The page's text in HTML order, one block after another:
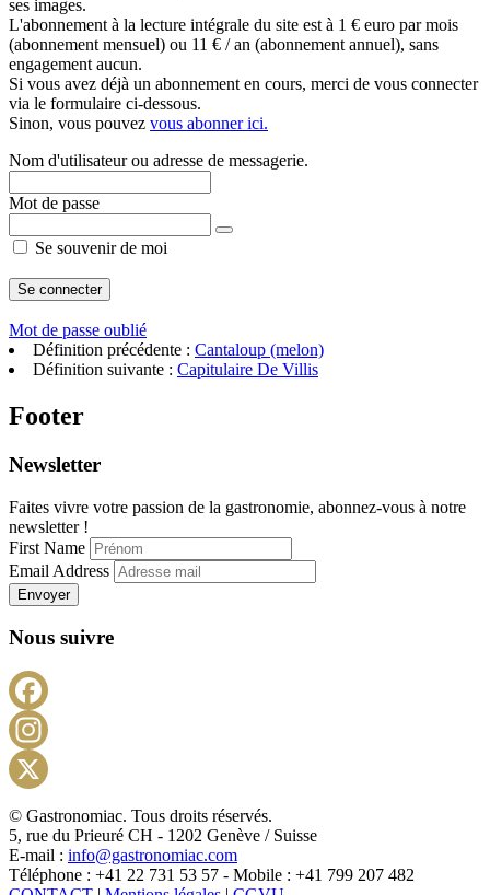
ses images.
L'abonnement à la lecture intégrale du site est à 1 € euro par mois
(abonnement mensuel) ou 11 € / an (abonnement annuel), sans
engagement aucun.
Si vous avez déjà un abonnement en cours, merci de vous connecter
via le formulaire ci-dessous.
Sinon, vous pouvez vous abonner ici.
Nom d'utilisateur ou adresse de messagerie.
Mot de passe
Se souvenir de moi
Mot de passe oublié
Définition précédente : Cantaloup (melon)
Définition suivante : Capitulaire De Villis
Footer
Newsletter
Faites vivre votre passion de la gastronomie, abonnez-vous à notre
newsletter !
First Name
Email Address
Envoyer
Nous suivre
X
© Gastronomiac. Tous droits réservés.
5, rue du Prieuré CH - 1202 Genève / Suisse
E-mail : info@gastronomiac.com
Téléphone : +41 22 731 53 57 - Mobile : +41 799 207 482